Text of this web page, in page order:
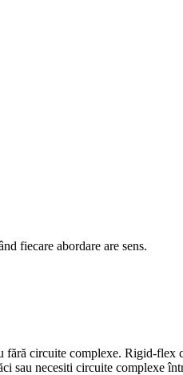
fiecare abordare are sens.
circuite complexe. Rigid-
sau necesiti circuite complexe